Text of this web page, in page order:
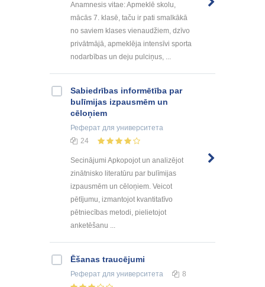
Anamnesis vitae: Apmeklē skolu,
mācās 7. klasē, taču ir pati smalkākā
no saviem klases vienaudžiem, dzīvo
privātmājā, apmeklēja intensīvi sporta
nodarbības un deju pulciņus, ...
Sabiedrības informētība par
bulīmijas izpausmēm un
cēloņiem
Реферат для университета
24
Secinājumi Apkopojot un analizējot
zinātnisko literatūru par bulīmijas
izpausmēm un cēloņiem. Veicot
pētījumu, izmantojot kvantitatīvo
pētniecības metodi, pielietojot
anketēšanu ...
Ēšanas traucējumi
Реферат для университета 8